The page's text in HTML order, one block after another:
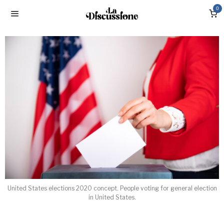
0
United States elections 2020 concept. People voting for general election
in United States.